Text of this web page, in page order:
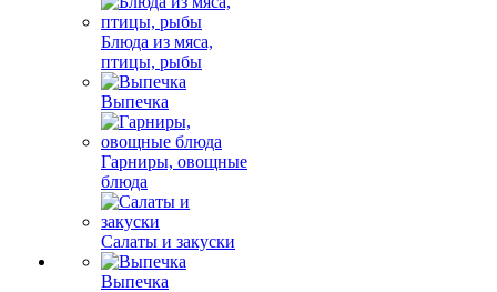
Блюда из мяса,
птицы, рыбы
Выпечка
Гарниры, овощные
блюда
Салаты и закуски
Выпечка